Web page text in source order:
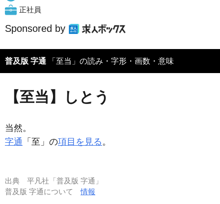
正社員
Sponsored by
普及版 字通 「至当」の読み・字形・画数・意味
【至当】しとう
当然。
字通 「至」の項目を見る。
出典 平凡社「普及版 字通」
普及版 字通について情報